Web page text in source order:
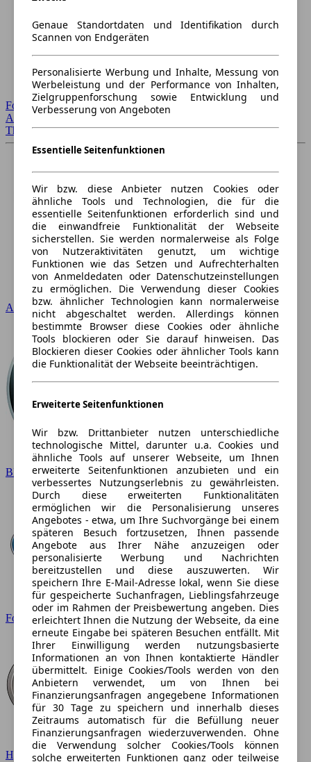
Forum Startseite
Alle Auto-Foren
Themen-Forum
Audi
BMW
Ford
Hyundai
Genaue Standortdaten und Identifikation durch
Scannen von Endgeräten
Personalisierte Werbung und Inhalte, Messung von
Werbeleistung und der Performance von Inhalten,
Zielgruppenforschung sowie Entwicklung und
Verbesserung von Angeboten
Essentielle Seitenfunktionen
Wir bzw. diese Anbieter nutzen Cookies oder
ähnliche Tools und Technologien, die für die
essentielle Seitenfunktionen erforderlich sind und
die einwandfreie Funktionalität der Webseite
sicherstellen. Sie werden normalerweise als Folge
von Nutzeraktivitäten genutzt, um wichtige
Funktionen wie das Setzen und Aufrechterhalten
von Anmeldedaten oder Datenschutzeinstellungen
zu ermöglichen. Die Verwendung dieser Cookies
bzw. ähnlicher Technologien kann normalerweise
nicht abgeschaltet werden. Allerdings können
bestimmte Browser diese Cookies oder ähnliche
Tools blockieren oder Sie darauf hinweisen. Das
Blockieren dieser Cookies oder ähnlicher Tools kann
die Funktionalität der Webseite beeinträchtigen.
Erweiterte Seitenfunktionen
Wir bzw. Drittanbieter nutzen unterschiedliche
technologische Mittel, darunter u.a. Cookies und
ähnliche Tools auf unserer Webseite, um Ihnen
erweiterte Seitenfunktionen anzubieten und ein
verbessertes Nutzungserlebnis zu gewährleisten.
Durch diese erweiterten Funktionalitäten
ermöglichen wir die Personalisierung unseres
Angebotes - etwa, um Ihre Suchvorgänge bei einem
späteren Besuch fortzusetzen, Ihnen passende
Angebote aus Ihrer Nähe anzuzeigen oder
personalisierte Werbung und Nachrichten
bereitzustellen und diese auszuwerten. Wir
speichern Ihre E-Mail-Adresse lokal, wenn Sie diese
für gespeicherte Suchanfragen, Lieblingsfahrzeuge
oder im Rahmen der Preisbewertung angeben. Dies
erleichtert Ihnen die Nutzung der Webseite, da eine
erneute Eingabe bei späteren Besuchen entfällt. Mit
Ihrer Einwilligung werden nutzungsbasierte
Informationen an von Ihnen kontaktierte Händler
übermittelt. Einige Cookies/Tools werden von den
Anbietern verwendet, um von Ihnen bei
Finanzierungsanfragen angegebene Informationen
für 30 Tage zu speichern und innerhalb dieses
Zeitraums automatisch für die Befüllung neuer
Finanzierungsanfragen wiederzuverwenden. Ohne
die Verwendung solcher Cookies/Tools können
solche erweiterten Funktionen ganz oder teilweise